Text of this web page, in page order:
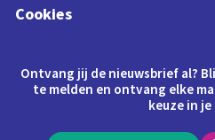
Cookies
Ontvang jij de nieuwsbrief al?
te melden en ontvang elke
keuze in